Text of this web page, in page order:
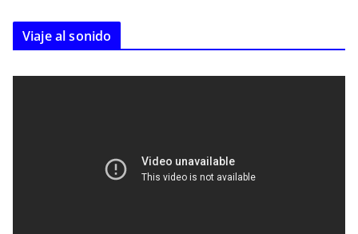
Viaje al sonido